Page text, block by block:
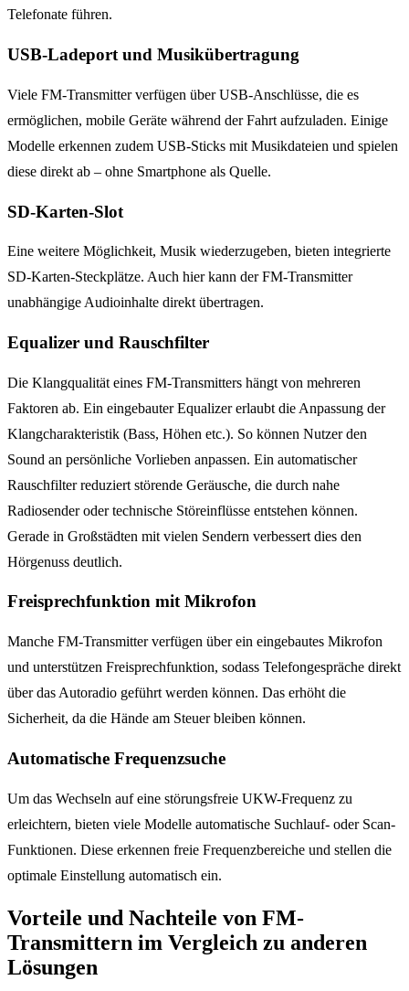
Telefonate führen.
USB-Ladeport und Musikübertragung
Viele FM-Transmitter verfügen über USB-Anschlüsse, die es
ermöglichen, mobile Geräte während der Fahrt aufzuladen. Einige
Modelle erkennen zudem USB-Sticks mit Musikdateien und spielen
diese direkt ab – ohne Smartphone als Quelle.
SD-Karten-Slot
Eine weitere Möglichkeit, Musik wiederzugeben, bieten integrierte
SD-Karten-Steckplätze. Auch hier kann der FM-Transmitter
unabhängige Audioinhalte direkt übertragen.
Equalizer und Rauschfilter
Die Klangqualität eines FM-Transmitters hängt von mehreren
Faktoren ab. Ein eingebauter Equalizer erlaubt die Anpassung der
Klangcharakteristik (Bass, Höhen etc.). So können Nutzer den
Sound an persönliche Vorlieben anpassen. Ein automatischer
Rauschfilter reduziert störende Geräusche, die durch nahe
Radiosender oder technische Störeinflüsse entstehen können.
Gerade in Großstädten mit vielen Sendern verbessert dies den
Hörgenuss deutlich.
Freisprechfunktion mit Mikrofon
Manche FM-Transmitter verfügen über ein eingebautes Mikrofon
und unterstützen Freisprechfunktion, sodass Telefongespräche direkt
über das Autoradio geführt werden können. Das erhöht die
Sicherheit, da die Hände am Steuer bleiben können.
Automatische Frequenzsuche
Um das Wechseln auf eine störungsfreie UKW-Frequenz zu
erleichtern, bieten viele Modelle automatische Suchlauf- oder Scan-
Funktionen. Diese erkennen freie Frequenzbereiche und stellen die
optimale Einstellung automatisch ein.
Vorteile und Nachteile von FM-
Transmittern im Vergleich zu anderen
Lösungen